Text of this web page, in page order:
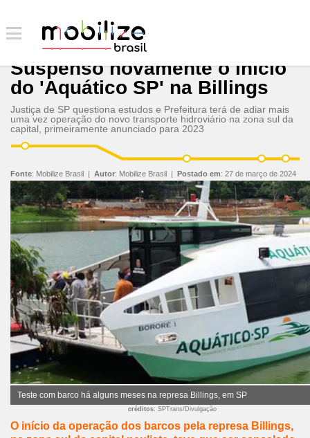
Suspenso novamente o início
do 'Aquático SP' na Billings
Justiça de SP questiona estudos e Prefeitura terá de adiar mais
uma vez operação do novo transporte hidroviário na zona sul da
capital, primeiramente anunciado para 2023
Fonte: Mobilize Brasil | Autor: Mobilize Brasil | Postado em: 27 de março de 2024
Teste com barco há alguns meses na represa Billings, em SP
créditos: SPTrans/Divulgação
O início da operação dos barcos pela represa Billings,